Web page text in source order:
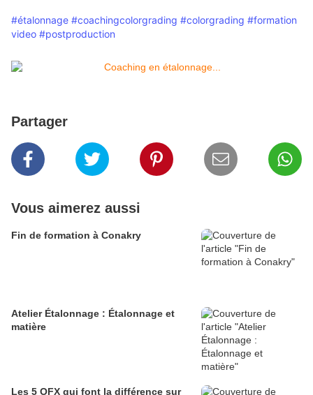
#étalonnage #coachingcolorgrading #colorgrading #formation
video #postproduction
Partager
Vous aimerez aussi
Fin de formation à Conakry
Atelier Étalonnage : Étalonnage et
matière
Les 5 OFX qui font la différence sur